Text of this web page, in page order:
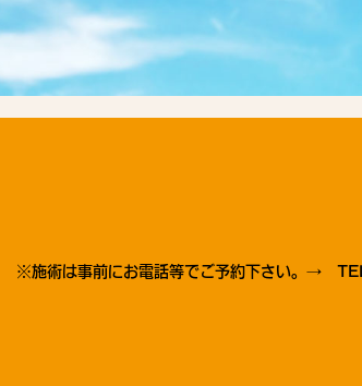
※施術は事前にお電話等でご予約下さい